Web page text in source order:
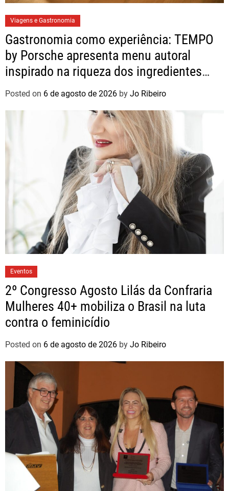
Viagens e Gastronomia
Gastronomia como experiência: TEMPO
by Porsche apresenta menu autoral
inspirado na riqueza dos ingredientes
brasileiros
Posted on 6 de agosto de 2026 by Jo Ribeiro
Eventos
2º Congresso Agosto Lilás da Confraria
Mulheres 40+ mobiliza o Brasil na luta
contra o feminicídio
Posted on 6 de agosto de 2026 by Jo Ribeiro